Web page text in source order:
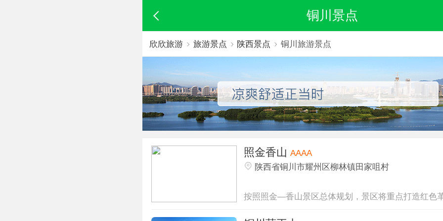
铜川景点
欣欣旅游 旅游景点 陕西景点 铜川旅游景点
照金香山AAAA
陕西省铜川市耀州区柳林镇田家咀村
按照照金—香山景区总体规划，景区将重点打造红色